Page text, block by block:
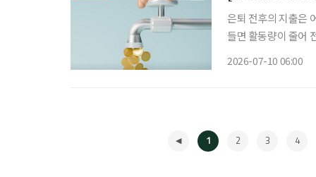
은퇴 전후의 지출은
들면 활동량이 줄어
2026-07-10 06:00
1 2 3 4